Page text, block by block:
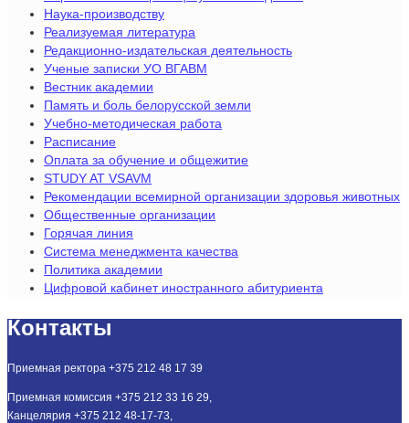
Наука-производству
Реализуемая литература
Редакционно-издательская деятельность
Ученые записки УО ВГАВМ
Вестник академии
Память и боль белорусской земли
Учебно-методическая работа
Расписание
Оплата за обучение и общежитие
STUDY AT VSAVM
Рекомендации всемирной организации здоровья животных
Общественные организации
Горячая линия
Система менеджмента качества
Политика академии
Цифровой кабинет иностранного абитуриента
Контакты
Приемная ректора +375 212 48 17 39
Приемная комиссия +375 212 33 16 29,
Канцелярия +375 212 48-17-73,